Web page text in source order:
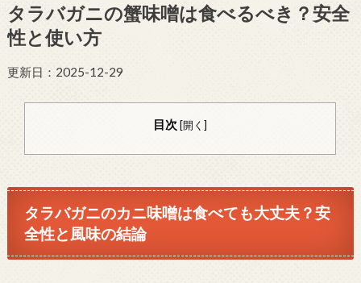
タラバガニの蟹味噌は食べるべき？安全
性と使い方
更新日：2025-12-29
目次 [開く]
タラバガニのカニ味噌は食べても大丈夫？安
全性と風味の結論